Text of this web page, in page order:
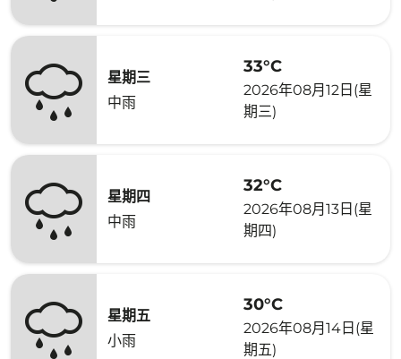
星期三
中雨
33°C
2026年08月12日(星
期三)
星期四
中雨
32°C
2026年08月13日(星
期四)
星期五
小雨
30°C
2026年08月14日(星
期五)